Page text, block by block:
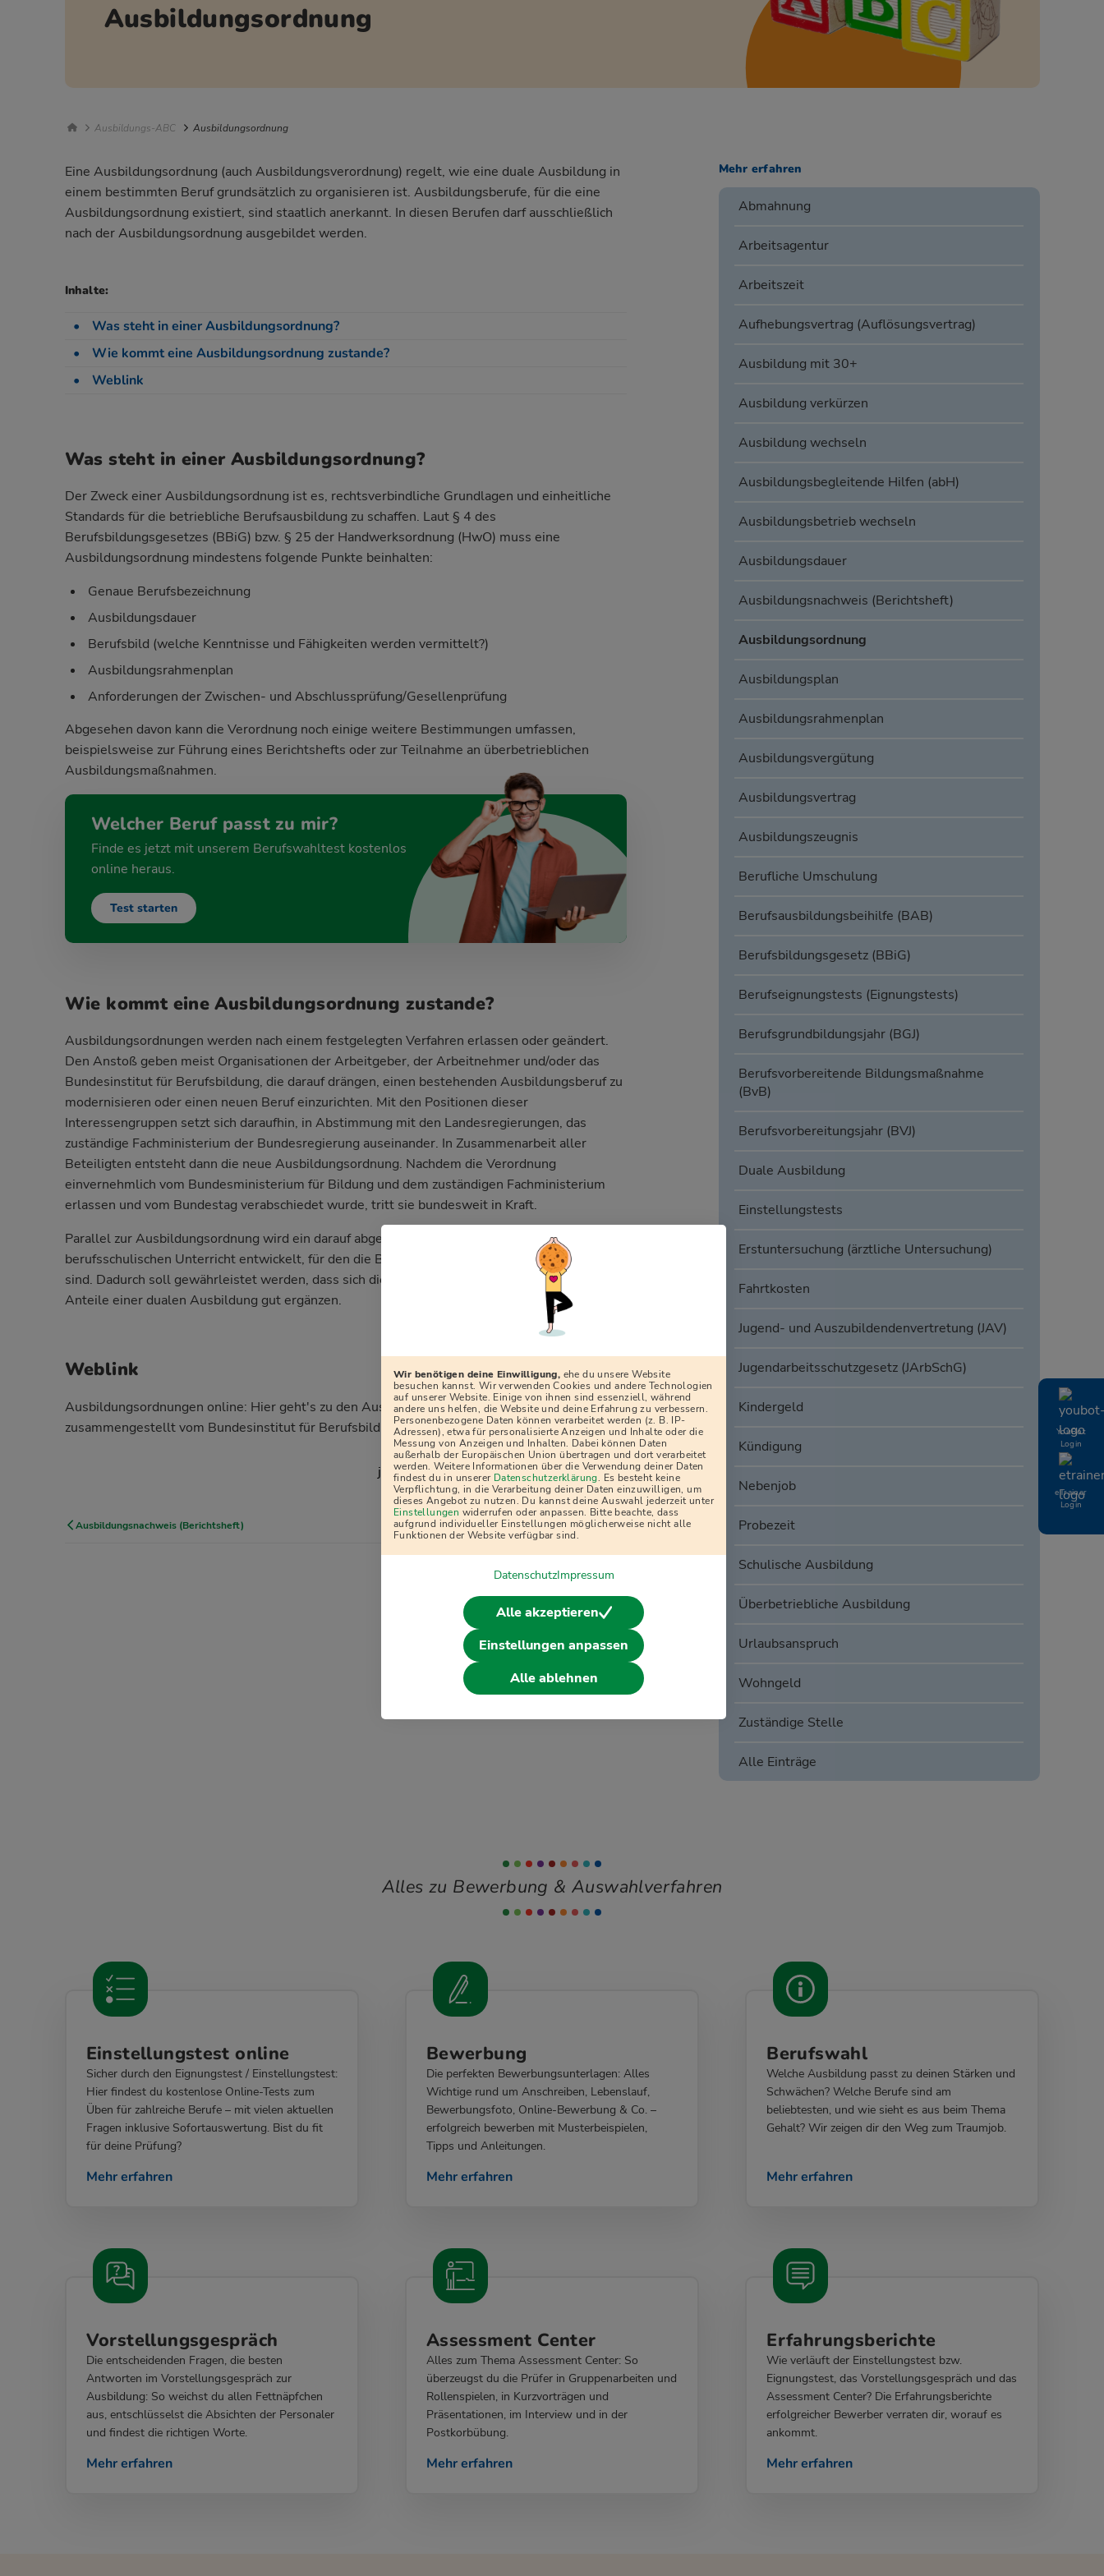
YouBot
Login
eTrainer
Login
Ausbildungsordnung
Breadcrumb Navigation
Ausbildungs-ABC Ausbildungsordnung
Eine Ausbildungsordnung (auch Ausbildungsverordnung) regelt, wie eine duale Ausbildung in
einem bestimmten Beruf grundsätzlich zu organisieren ist. Ausbildungsberufe, für die eine
Ausbildungsordnung existiert, sind staatlich anerkannt. In diesen Berufen darf ausschließlich
nach der Ausbildungsordnung ausgebildet werden.
Inhalte:
Was steht in einer Ausbildungsordnung?
Wie kommt eine Ausbildungsordnung zustande?
Weblink
Was steht in einer Ausbildungsordnung?
Der Zweck einer Ausbildungsordnung ist es, rechtsverbindliche Grundlagen und einheitliche
Standards für die betriebliche Berufsausbildung zu schaffen. Laut § 4 des
Berufsbildungsgesetzes (BBiG) bzw. § 25 der Handwerksordnung (HwO) muss eine
Ausbildungsordnung mindestens folgende Punkte beinhalten:
Genaue Berufsbezeichnung
Ausbildungsdauer
Berufsbild (welche Kenntnisse und Fähigkeiten werden vermittelt?)
Ausbildungsrahmenplan
Anforderungen der Zwischen- und Abschlussprüfung/Gesellenprüfung
Abgesehen davon kann die Verordnung noch einige weitere Bestimmungen umfassen,
beispielsweise zur Führung eines Berichtshefts oder zur Teilnahme an überbetrieblichen
Ausbildungsmaßnahmen.
Welcher Beruf passt zu mir?
Finde es jetzt mit unserem Berufswahltest kostenlos
online heraus.
Test starten
Wie kommt eine Ausbildungsordnung zustande?
Ausbildungsordnungen werden nach einem festgelegten Verfahren erlassen oder geändert.
Den Anstoß geben meist Organisationen der Arbeitgeber, der Arbeitnehmer und/oder das
Bundesinstitut für Berufsbildung, die darauf drängen, einen bestehenden Ausbildungsberuf zu
modernisieren oder einen neuen Beruf einzurichten. Mit den Positionen dieser
Interessengruppen setzt sich daraufhin, in Abstimmung mit den Landesregierungen, das
zuständige Fachministerium der Bundesregierung auseinander. In Zusammenarbeit aller
Beteiligten entsteht dann die neue Ausbildungsordnung. Nachdem die Verordnung
einvernehmlich vom Bundesministerium für Bildung und dem zuständigen Fachministerium
erlassen und vom Bundestag verabschiedet wurde, tritt sie bundesweit in Kraft.
Parallel zur Ausbildungsordnung wird ein darauf abgestimmter Rahmenlehrplan für den
berufsschulischen Unterricht entwickelt, für den die Bundesländer gesetzgeberisch zuständig
sind. Dadurch soll gewährleistet werden, dass sich die betrieblichen und berufsschulischen
Anteile einer dualen Ausbildung gut ergänzen.
Weblink
Ausbildungsordnungen online: Hier geht's zu den Ausbildungsordnungen für diverse Berufe,
zusammengestellt vom Bundesinstitut für Berufsbildung (BIBB).
Ausbildungsnachweis (Berichtsheft) Ausbildungsplan
Mehr erfahren
Abmahnung
Arbeitsagentur
Arbeitszeit
Aufhebungsvertrag (Auflösungsvertrag)
Ausbildung mit 30+
Ausbildung verkürzen
Ausbildung wechseln
Ausbildungsbegleitende Hilfen (abH)
Ausbildungsbetrieb wechseln
Ausbildungsdauer
Ausbildungsnachweis (Berichtsheft)
Ausbildungsordnung
Ausbildungsplan
Ausbildungsrahmenplan
Ausbildungsvergütung
Ausbildungsvertrag
Ausbildungszeugnis
Berufliche Umschulung
Berufsausbildungsbeihilfe (BAB)
Berufsbildungsgesetz (BBiG)
Berufseignungstests (Eignungstests)
Berufsgrundbildungsjahr (BGJ)
Berufsvorbereitende Bildungsmaßnahme
(BvB)
Berufsvorbereitungsjahr (BVJ)
Duale Ausbildung
Einstellungstests
Erstuntersuchung (ärztliche Untersuchung)
Fahrtkosten
Jugend- und Auszubildendenvertretung (JAV)
Jugendarbeitsschutzgesetz (JArbSchG)
Kindergeld
Kündigung
Nebenjob
Probezeit
Schulische Ausbildung
Überbetriebliche Ausbildung
Urlaubsanspruch
Wohngeld
Zuständige Stelle
Alle Einträge
Alles zu Bewerbung & Auswahlverfahren
Einstellungstest online
Sicher durch den Eignungstest / Einstellungstest:
Hier findest du kostenlose Online-Tests zum
Üben für zahlreiche Berufe – mit vielen aktuellen
Fragen inklusive Sofortauswertung. Bist du fit
für deine Prüfung?
Mehr erfahren
Bewerbung
Die perfekten Bewerbungsunterlagen: Alles
Wichtige rund um Anschreiben, Lebenslauf,
Bewerbungsfoto, Online-Bewerbung & Co. –
erfolgreich bewerben mit Musterbeispielen,
Tipps und Anleitungen.
Mehr erfahren
Berufswahl
Welche Ausbildung passt zu deinen Stärken und
Schwächen? Welche Berufe sind am
beliebtesten, und wie sieht es aus beim Thema
Gehalt? Wir zeigen dir den Weg zum Traumjob.
Mehr erfahren
Vorstellungsgespräch
Die entscheidenden Fragen, die besten
Antworten im Vorstellungsgespräch zur
Ausbildung: So weichst du allen Fettnäpfchen
aus, entschlüsselst die Absichten der Personaler
und findest die richtigen Worte.
Mehr erfahren
Assessment Center
Alles zum Thema Assessment Center: So
überzeugst du die Prüfer in Gruppenarbeiten und
Rollenspielen, in Kurzvorträgen und
Präsentationen, im Interview und in der
Postkorbübung.
Mehr erfahren
Erfahrungsberichte
Wie verläuft der Einstellungstest bzw.
Eignungstest, das Vorstellungsgespräch und das
Assessment Center? Die Erfahrungsberichte
erfolgreicher Bewerber verraten dir, worauf es
ankommt.
Mehr erfahren
j
Wir benötigen deine Einwilligung, ehe du unsere Website
besuchen kannst. Wir verwenden Cookies und andere Technologien
auf unserer Website. Einige von ihnen sind essenziell, während
andere uns helfen, die Website und deine Erfahrung zu verbessern.
Personenbezogene Daten können verarbeitet werden (z. B. IP-
Adressen), etwa für personalisierte Anzeigen und Inhalte oder die
Messung von Anzeigen und Inhalten. Dabei können Daten
außerhalb der Europäischen Union übertragen und dort verarbeitet
werden. Weitere Informationen über die Verwendung deiner Daten
findest du in unserer Datenschutzerklärung. Es besteht keine
Verpflichtung, in die Verarbeitung deiner Daten einzuwilligen, um
dieses Angebot zu nutzen. Du kannst deine Auswahl jederzeit unter
Einstellungen widerrufen oder anpassen. Bitte beachte, dass
aufgrund individueller Einstellungen möglicherweise nicht alle
Funktionen der Website verfügbar sind.
DatenschutzImpressum
Alle akzeptieren
Einstellungen anpassen
Alle ablehnen